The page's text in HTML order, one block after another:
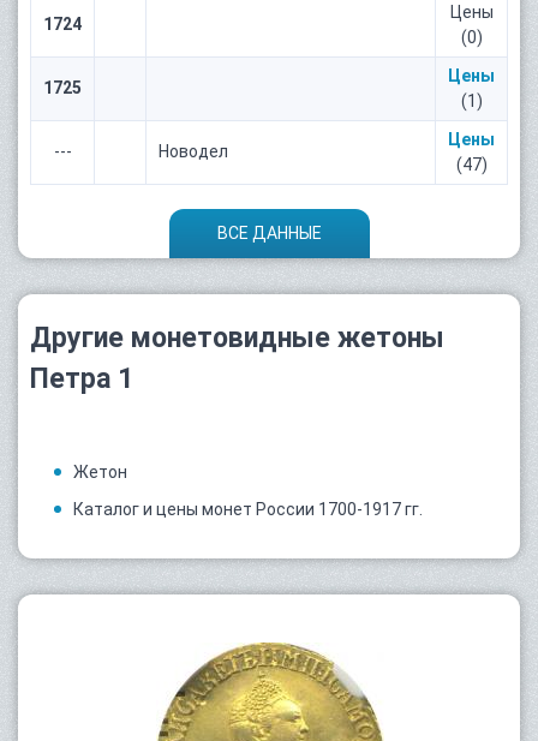
1724
Цены
(0)
1725
Цены
(1)
--- Новодел
Цены
(47)
ВСЕ ДАННЫЕ
Другие монетовидные жетоны
Петра 1
Жетон
Каталог и цены монет России 1700-1917 гг.